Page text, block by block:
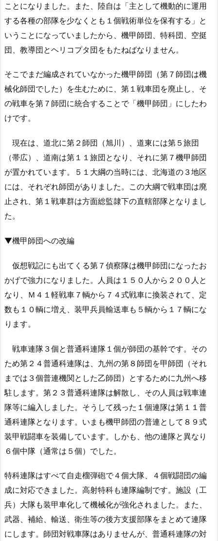
ことになりました。また、陸自は「主として機動的に運用
する各種の部隊を少なくとも１個戦術単位を保有する」と
いうことになっていましたから、機甲師団、特科団、空挺
団、教導団とヘリコプタ団をもたねばなりません。
そこでまだ編成されていなかった機甲師団（第７師団は機
械化師団でした）を生むために、第１戦車団を廃止し、そ
の戦車を第７師団に統合することで「機甲師団」にしたわ
けです。
現在は、道北に第２師団（旭川）、道東には第５旅団
（帯広）、道南は第１１旅団となり、それに第７機甲師団
が置かれています。５１大綱の当時には、北海道の３地区
には、それぞれ師団がありました。この大綱で戦車団は廃
止され、第１戦車群は方面総監隷下の直轄部隊となりまし
た。
▼機甲師団への改編
仮想戦記にも出てくる第７偵察隊は機甲師団になったお
かげで強力になりました。人員は１５０人から２００人と
なり、Ｍ４１軽戦車７輌から７４式戦車に換装されて、定
数も１０輌に増え、装甲兵員輸送車も５輌から１７輌にな
ります。
戦車連隊３個と普通科連隊１個が師団の基幹です。その
ため第２４普通科連隊は、九州の第８師団を甲師団（それ
までは３個普連機関とした乙師団）とするために九州へ移
駐します。第２３普通科連隊は解散し、その人員は戦車連
隊等に編入しました。そうして残った１個連隊は第１１普
通科連隊となります。いまも機甲師団の普連として８９式
装甲戦闘車を装備しています。しかも、他の連隊と異なり
６個中隊（通常は５個）でした。
特科連隊はすべて自走榴弾砲で４個大隊、４個戦闘団の編
成に対応できました。高射特科も連隊編制です。施設（工
兵）大隊も装甲車化して機械化が強化されました。また、
武器、補給、輸送、衛生等の後方支援部隊をまとめて連隊
にします。師団対戦車隊はありませんが、普通科連隊の対